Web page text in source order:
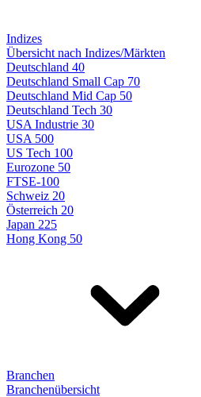
Indizes
Übersicht nach Indizes/Märkten
Deutschland 40
Deutschland Small Cap 70
Deutschland Mid Cap 50
Deutschland Tech 30
USA Industrie 30
USA 500
US Tech 100
Eurozone 50
FTSE-100
Schweiz 20
Österreich 20
Japan 225
Hong Kong 50
Branchen
Branchenübersicht